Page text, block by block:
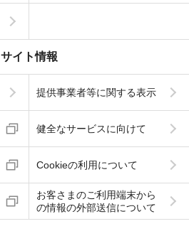
サイト情報
提供事業者等に関する表示
健全なサービスに向けて
Cookieの利用について
お客さまのご利用端末から
の情報の外部送信について